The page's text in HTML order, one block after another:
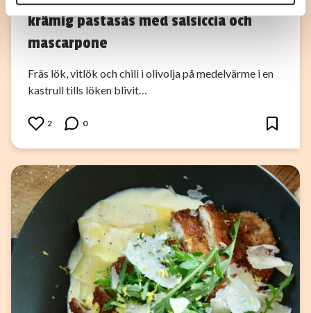
annons- och analysföretag som vi samarbetar med.
Dessa kan i sin tur kombinera informationen med annan
information som du har tillhandahållit eller som de har
krämig pastasås med salsiccia och
mascarpone
Fräs lök, vitlök och chili i olivolja på medelvärme i en
kastrull tills löken blivit…
2 0